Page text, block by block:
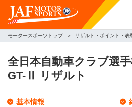
モータースポーツトップ リザルト・ポイント・表
全日本自動車クラブ選
GT-Ⅱ リザルト
基本情報